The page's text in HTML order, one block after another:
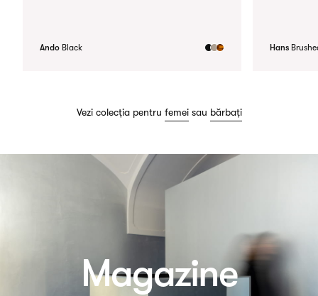
Ando Black Hans
Vezi colecția pentru femei sau bărbați
Magazine